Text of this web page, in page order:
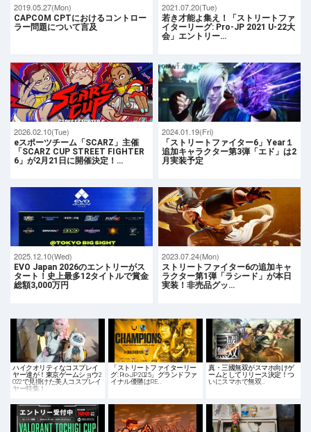
2019.05.27(Mon)
CAPCOM CPTにおけるコントロー
ラー問題について言及
2021.07.20(Tue)
若き才能よ集え！「ストリートファ
イターリーグ: Pro-JP 2021 U-22大
会」エントリー…
2026.02.10(Tue)
eスポーツチーム「SCARZ」主催
「SCARZ CUP STREET FIGHTER
6」が2月21日に開催決定！…
2024.01.19(Fri)
「ストリートファイター6」Year１
追加キャラクター第3弾「エド」は2
月実装予定
2025.12.10(Wed)
EVO Japan 2026のエントリーがス
タート！史上最多12タイトルで賞金
総額3,000万円
2023.07.24(Mon)
ストリートファイター6の追加キャ
ラクター第1弾「ラシード」が本日
実装！非売品グッ…
ハイクオリティなコスプレイ
ヤー達が！東京ゲームショウ2
022で見掛けた美人コスプレイ
ヤー特集！
「ストリートファイターリー
グ: Pro-JP 2025」グランドファ
イナル優勝はRE…
真・三國無双がスマホ向けゲ
ームとしてリリース決定！つ
いにスマホで無双…